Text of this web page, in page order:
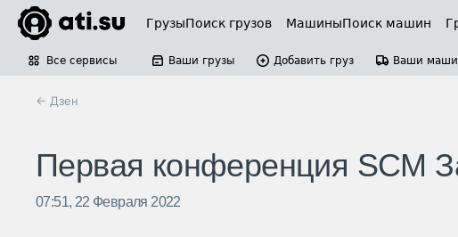
ГрузыПоиск грузов МашиныПоиск машин
Все сервисы Ваши грузы Добавить груз Ваши
← Дзен
Первая конференция SCM
07:51, 22 Февраля 2022